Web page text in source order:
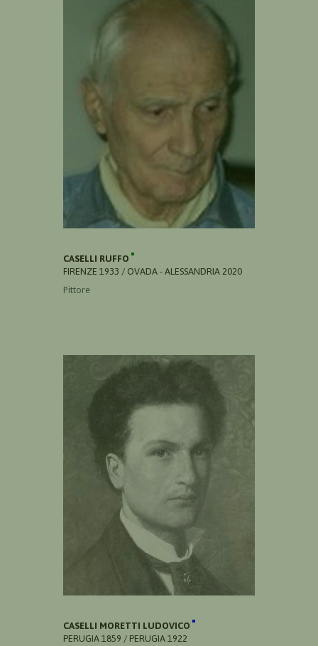
CASELLI RUFFO
FIRENZE 1933 / OVADA - ALESSANDRIA 2020
Pittore
CASELLI MORETTI LUDOVICO
PERUGIA 1859 / PERUGIA 1922